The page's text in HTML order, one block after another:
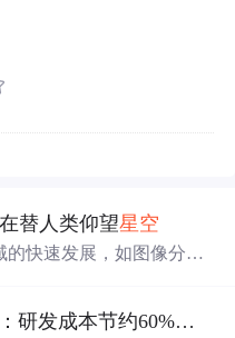
替人类仰望星空
快速发展，如图像分
改变天文学家的工作方
5倍，分析称游戏制作显著受益于AI ，文本、美术、场景等均可用AI生成...